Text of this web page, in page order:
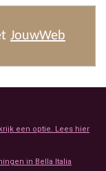
JouwWeb
een optie. Lees hier
in Bella Italia